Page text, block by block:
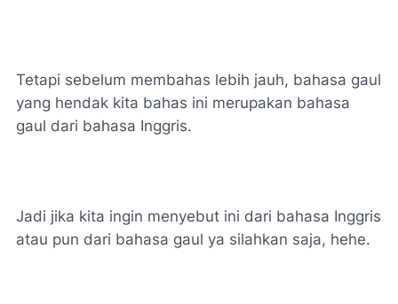
Tetapi sebelum membahas lebih jauh, bahasa gaul
yang hendak kita bahas ini merupakan bahasa
gaul dari bahasa Inggris.
Jadi jika kita ingin menyebut ini dari bahasa Inggris
atau pun dari bahasa gaul ya silahkan saja, hehe.